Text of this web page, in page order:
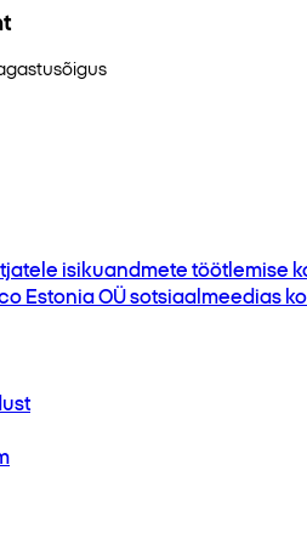
isikuandmete töötlemise
Estonia OÜ sotsiaalmeedias